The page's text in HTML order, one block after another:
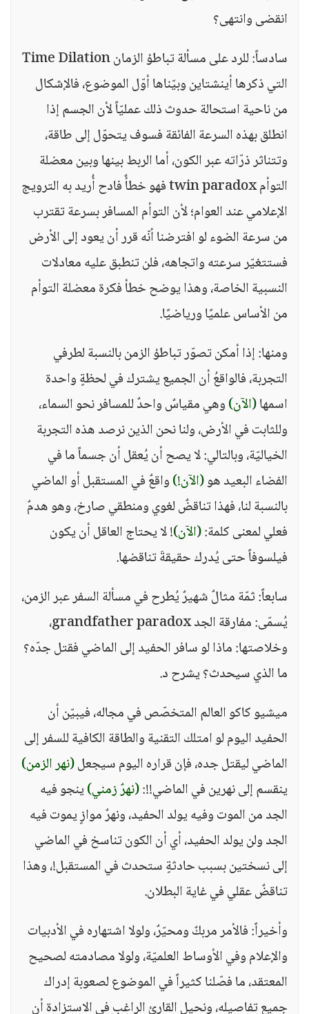
انقضى وانتهى؟
سادساً: للرد على مسألة تباطؤ الزمان Time Dilation
التي ذكرها أينشتاين وبيّناها أوّل الموضوع، فالإشكال
من ناحية استحالة حدوث ذلك عمليّاً لأن الجسم إذا
انطلق بهذه السرعة الفائقة فسوف يتحوّل إلى طاقة،
وتتناثر ذرّاته عبر الكون، أما الربط بينها وبين معضلة
التوأم twin paradox فهو خطأٌ فادح أُريد به الترويج
الإعلامي عند العوام؛ لأن التوأم المسافر بسرعة تقترب
من سرعة الضوء لو افترضنا أنّه قرر أن يعود إلى الأرض
فستتغيّر سرعته واتجاهه، فلن تنطبق عليه معادلات
النسبية الخاصة، وهذا يوضح خطأ فكرة معضلة التوأم
من الأساس علميًا ورياضيًا.
ومنها: إذا أمكن تصوّر تباطؤ الزمن بالنسبة لطرفي
التجربة، فالواقعُ أن الجميع يشترك في لحظةٍ واحدة
اسمها(الآن)وهي مقياسٌ واحدٌ للمسافر نحو السماء،
وللثابت في الأرض، ولنا نحن الذين نرصد هذه التجربة
الخياليّة، وبالتالي: لا يصح أن يُعقل أن جسماً ما في
الفضاء البعيد هو(الآن!)واقعٌ في المستقبل أو الماضي
بالنسبة لنا، فهذا تناقضٌ لغوي ومنطقي صارخ، وهو هدمٌ
فعلي لمعنى كلمة:(الآن)! لا يحتاج العاقل أن يكون
فيلسوفاً حتى يُدرك حقيقةَ تناقضها.
سابعاً: ثمّة مثالٌ شهيرٌ يُطرح في مسألة السفر عبر الزمن،
يُسمّى: مفارقة الجد grandfather paradox،
وخلاصتها: ماذا لو سافر الحفيد إلى الماضي فقتل جدّه؟
ما الذي سيحدث؟ يشرح د.
ميشيو كاكو العالم المتخصّص في مجاله، فيبيّن أن
الحفيد اليوم لو امتلك التقنية والطاقة الكافية للسفر إلى
الماضي ليقتل جده، فإن قراره اليوم سيجعل(نهر الزمن)
ينقسم إلى نهرين في الماضي!!:(نهرٌ زمني)ينجو فيه
الجد من الموت وفيه يولد الحفيد، ونهرٌ موازٍ يموت فيه
الجد ولن يولد الحفيد، أي أن الكون تناسخ في الماضي
إلى نسختين بسبب حادثةٍ ستحدث في المستقبل!، وهذا
تناقضٌ عقلي في غاية البطلان.
وأخيراً: فالأمر مربكٌ ومحيّرٌ، ولولا اشتهاره في الأدبيات
والإعلام وفي الأوساط العلميّة، ولولا مصادمته لصحيح
المعتقد، ما فصّلنا كثيراً في الموضوع لصعوبة إدراك
جميع تفاصيله، ونحيل القارئ الراغب في الاستزادة أن